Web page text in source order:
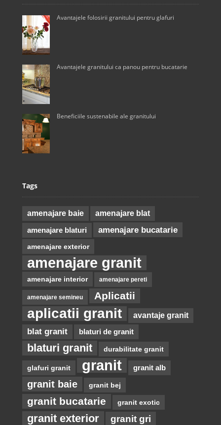
Avantajele folosirii granitului pentru glafuri
Avantajele granitului ca panou pentru bucatarie
Beneficiile sustenabile ale granitului
Tags
amenajare baie amenajare blat
amenajare blaturi amenajare bucatarie
amenajare exterior
amenajare granit
amenajare interior amenajare pereti
amenajare semineu Aplicatii
aplicatii granit avantaje granit
blat granit blaturi de granit
blaturi granit durabilitate granit
glafuri granit granit granit alb
granit baie granit bej
granit bucatarie granit exotic
granit exterior granit gri